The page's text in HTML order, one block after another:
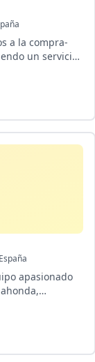
a la compra-
un servicio
el mejor
apasionado
de joyería
está listo